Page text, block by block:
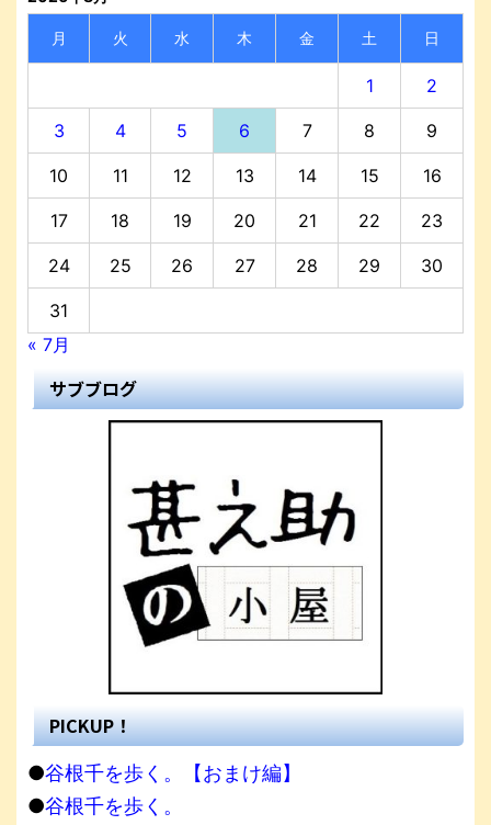
月 火 水 木 金 土 日
1 2
3 4 5 6 7 8 9
10 11 12 13 14 15 16
17 18 19 20 21 22 23
24 25 26 27 28 29 30
31
« 7月
サブブログ
PICKUP！
●谷根千を歩く。【おまけ編】
●谷根千を歩く。